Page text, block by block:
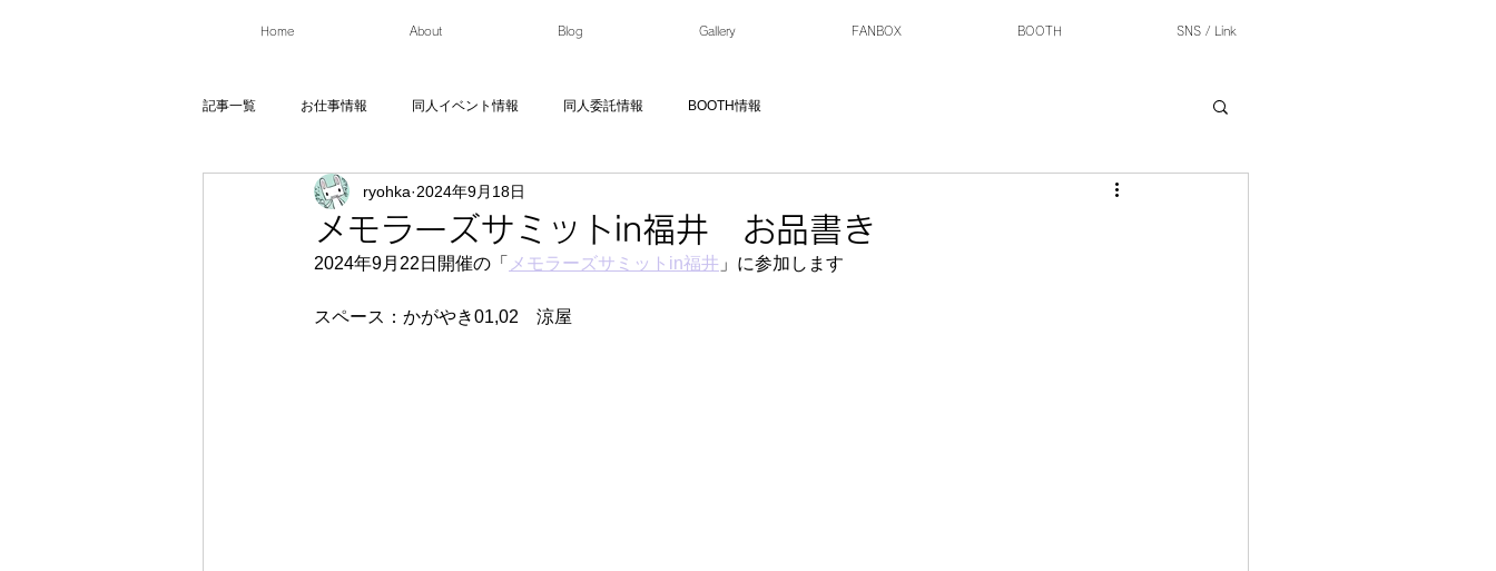
Home About Blog Gallery FANBOX BOOTH SNS / Link
記事一覧 お仕事情報 同人イベント情報 同人委託情報 BOOTH情報
メモラーズサミットin福井 お品書き
ryohka 2024年9月18日
2024年9月22日開催の「 メモラーズサミットin福井 」に参加します
スペース：かがやき01,02　涼屋